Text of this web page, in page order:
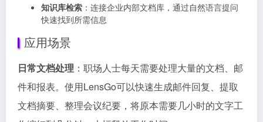
知识库检索 ：连接企业内部文档库，通过自然语言提问
快速找到所需信息
应用场景
日常文档处理 ：职场人士每天需要处理大量的文档、邮
件和报表。使用LensGo可以快速生成邮件回复、提取
文档摘要、整理会议纪要，将原本需要几小时的文字工